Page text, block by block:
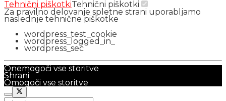
Tehnični piškotkiTehnični piškotki
Za pravilno delovanje spletne strani uporabljamo
naslednje tehnične piškotke
wordpress_test_cookie
wordpress_logged_in_
wordpress_sec
Onemogoči vse storitve
Shrani
Omogoči vse storitve